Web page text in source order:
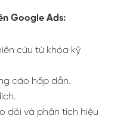
Google Ads:
cứu từ khóa kỹ
cáo hấp dẫn.
dõi và phân tích hiệu